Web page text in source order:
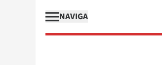
NAVIGA